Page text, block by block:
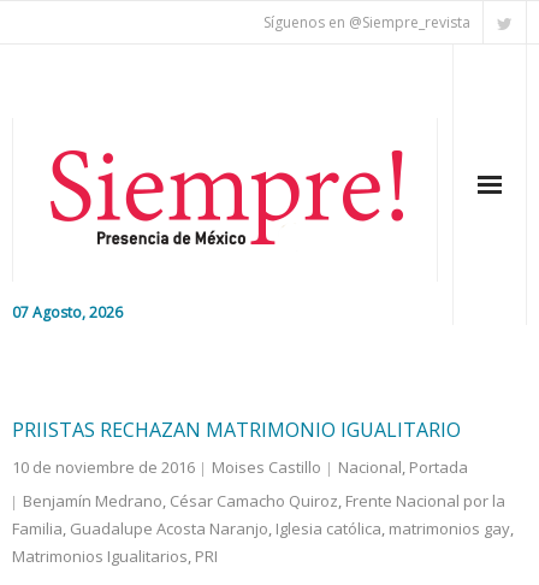
Síguenos en @Siempre_revista
07 Agosto, 2026
Nacional
Colaboradores
PRIISTAS RECHAZAN MATRIMONIO IGUALITARIO
10 de noviembre de 2016 Moises Castillo Nacional, Portada
Benjamín Medrano, César Camacho Quiroz, Frente Nacional por la
Familia, Guadalupe Acosta Naranjo, Iglesia católica, matrimonios gay,
Matrimonios Igualitarios, PRI